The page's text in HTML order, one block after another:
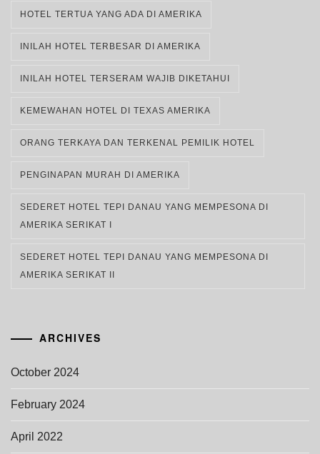
HOTEL TERTUA YANG ADA DI AMERIKA
INILAH HOTEL TERBESAR DI AMERIKA
INILAH HOTEL TERSERAM WAJIB DIKETAHUI
KEMEWAHAN HOTEL DI TEXAS AMERIKA
ORANG TERKAYA DAN TERKENAL PEMILIK HOTEL
PENGINAPAN MURAH DI AMERIKA
SEDERET HOTEL TEPI DANAU YANG MEMPESONA DI
AMERIKA SERIKAT I
SEDERET HOTEL TEPI DANAU YANG MEMPESONA DI
AMERIKA SERIKAT II
ARCHIVES
October 2024
February 2024
April 2022